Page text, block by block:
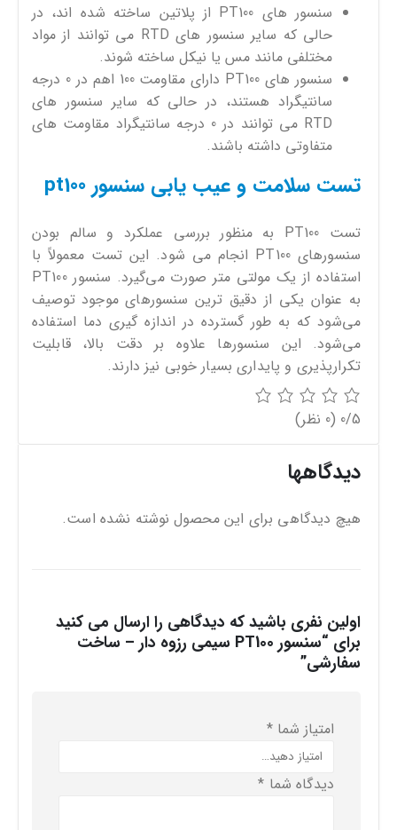
سنسور های PT100 از پلاتین ساخته شده اند، در
حالی که سایر سنسور های RTD می توانند از مواد
مختلفی مانند مس یا نیکل ساخته شوند.
سنسور های PT100 دارای مقاومت 100 اهم در 0 درجه
سانتیگراد هستند، در حالی که سایر سنسور های
RTD می توانند در 0 درجه سانتیگراد مقاومت های
متفاوتی داشته باشند.
تست سلامت و عیب یابی سنسور pt100
تست PT100 به منظور بررسی عملکرد و سالم بودن
سنسورهای PT100 انجام می شود. این تست معمولاً با
استفاده از یک مولتی متر صورت می‌گیرد. سنسور PT100
به عنوان یکی از دقیق ترین سنسورهای موجود توصیف
می‌شود که به طور گسترده در اندازه گیری دما استفاده
می‌شود. این سنسورها علاوه بر دقت بالا، قابلیت
تکرارپذیری و پایداری بسیار خوبی نیز دارند.
0/5 (0 نظر)
دیدگاهها
هیچ دیدگاهی برای این محصول نوشته نشده است.
اولین نفری باشید که دیدگاهی را ارسال می کنید
برای “سنسور PT100 سیمی رزوه دار – ساخت
سفارشی”
امتیاز شما *
دیدگاه شما *